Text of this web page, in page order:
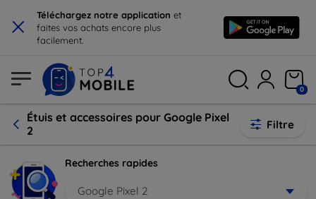
× Téléchargez notre application et
faites vos achats encore plus
facilement.
0
Étuis et accessoires pour Google Pixel
2
Filtre
Recherches rapides
Google Pixel 2